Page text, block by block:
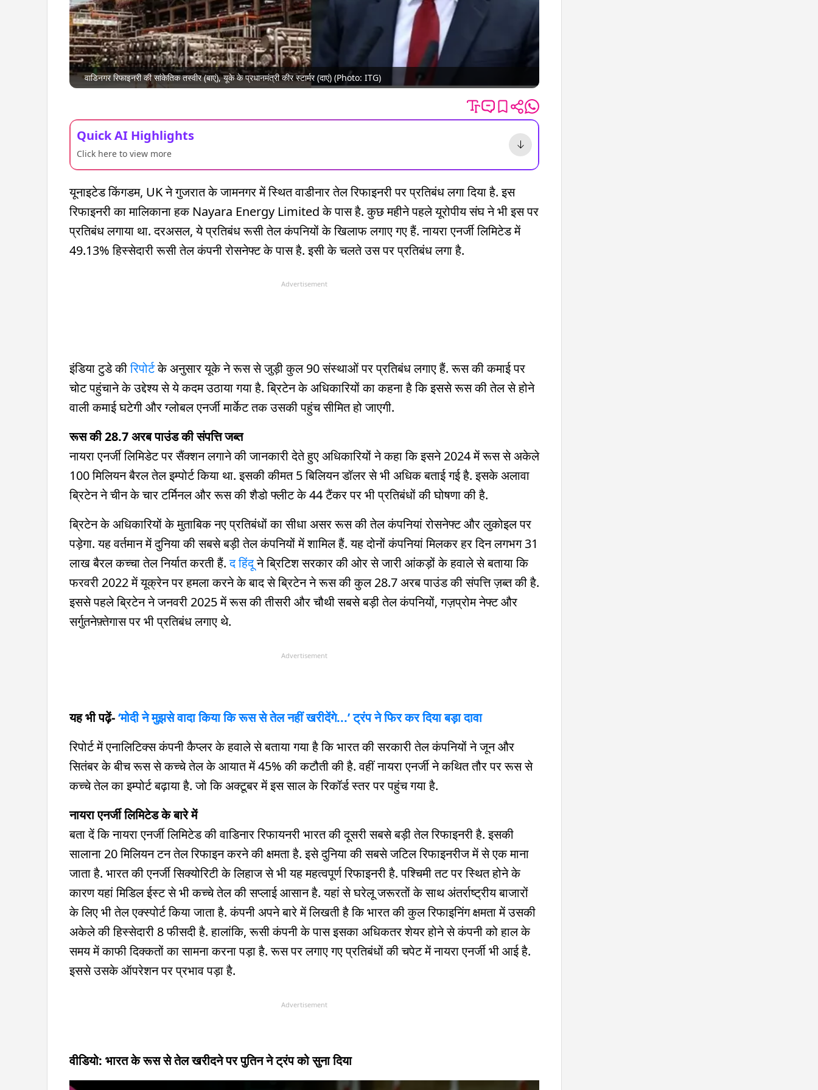
वाडिनगर रिफाइनरी की सांकेतिक तस्वीर (बाएं), यूके के प्रधानमंत्री कीर स्टार्मर (दाएं) (Photo: ITG)
Quick AI Highlights
Click here to view more
यूनाइटेड किंगडम, UK ने गुजरात के जामनगर में स्थित वाडीनार तेल रिफाइनरी पर प्रतिबंध लगा दिया है. इस
रिफाइनरी का मालिकाना हक Nayara Energy Limited के पास है. कुछ महीने पहले यूरोपीय संघ ने भी इस पर
प्रतिबंध लगाया था. दरअसल, ये प्रतिबंध रूसी तेल कंपनियों के खिलाफ लगाए गए हैं. नायरा एनर्जी लिमिटेड में
49.13% हिस्सेदारी रूसी तेल कंपनी रोसनेफ्ट के पास है. इसी के चलते उस पर प्रतिबंध लगा है.
Advertisement
इंडिया टुडे कीरिपोर्टके अनुसार यूके ने रूस से जुड़ी कुल 90 संस्थाओं पर प्रतिबंध लगाए हैं. रूस की कमाई पर
चोट पहुंचाने के उद्देश्य से ये कदम उठाया गया है. ब्रिटेन के अधिकारियों का कहना है कि इससे रूस की तेल से होने
वाली कमाई घटेगी और ग्लोबल एनर्जी मार्केट तक उसकी पहुंच सीमित हो जाएगी.
रूस की 28.7 अरब पाउंड की संपत्ति जब्त
नायरा एनर्जी लिमिडेट पर सैंक्शन लगाने की जानकारी देते हुए अधिकारियों ने कहा कि इसने 2024 में रूस से अकेले
100 मिलियन बैरल तेल इम्पोर्ट किया था. इसकी कीमत 5 बिलियन डॉलर से भी अधिक बताई गई है. इसके अलावा
ब्रिटेन ने चीन के चार टर्मिनल और रूस की शैडो फ्लीट के 44 टैंकर पर भी प्रतिबंधों की घोषणा की है.
ब्रिटेन के अधिकारियों के मुताबिक नए प्रतिबंधों का सीधा असर रूस की तेल कंपनियां रोसनेफ्ट और लुकोइल पर
पड़ेगा. यह वर्तमान में दुनिया की सबसे बड़ी तेल कंपनियों में शामिल हैं. यह दोनों कंपनियां मिलकर हर दिन लगभग 31
लाख बैरल कच्चा तेल निर्यात करती हैं.द हिंदूने ब्रिटिश सरकार की ओर से जारी आंकड़ों के हवाले से बताया कि
फरवरी 2022 में यूक्रेन पर हमला करने के बाद से ब्रिटेन ने रूस की कुल 28.7 अरब पाउंड की संपत्ति ज़ब्त की है.
इससे पहले ब्रिटेन ने जनवरी 2025 में रूस की तीसरी और चौथी सबसे बड़ी तेल कंपनियों, गज़प्रोम नेफ्ट और
सर्गुतनेफ़्तेगास पर भी प्रतिबंध लगाए थे.
Advertisement
यह भी पढ़ें-‘मोदी ने मुझसे वादा किया कि रूस से तेल नहीं खरीदेंगे...’ ट्रंप ने फिर कर दिया बड़ा दावा
रिपोर्ट में एनालिटिक्स कंपनी कैप्लर के हवाले से बताया गया है कि भारत की सरकारी तेल कंपनियों ने जून और
सितंबर के बीच रूस से कच्चे तेल के आयात में 45% की कटौती की है. वहीं नायरा एनर्जी ने कथित तौर पर रूस से
कच्चे तेल का इम्पोर्ट बढ़ाया है. जो कि अक्टूबर में इस साल के रिकॉर्ड स्तर पर पहुंच गया है.
नायरा एनर्जी लिमिटेड के बारे में
बता दें कि नायरा एनर्जी लिमिटेड की वाडिनार रिफायनरी भारत की दूसरी सबसे बड़ी तेल रिफाइनरी है. इसकी
सालाना 20 मिलियन टन तेल रिफाइन करने की क्षमता है. इसे दुनिया की सबसे जटिल रिफाइनरीज में से एक माना
जाता है. भारत की एनर्जी सिक्योरिटी के लिहाज से भी यह महत्वपूर्ण रिफाइनरी है. पश्चिमी तट पर स्थित होने के
कारण यहां मिडिल ईस्ट से भी कच्चे तेल की सप्लाई आसान है. यहां से घरेलू जरूरतों के साथ अंतर्राष्ट्रीय बाजारों
के लिए भी तेल एक्स्पोर्ट किया जाता है. कंपनी अपने बारे में लिखती है कि भारत की कुल रिफाइनिंग क्षमता में उसकी
अकेले की हिस्सेदारी 8 फीसदी है. हालांकि, रूसी कंपनी के पास इसका अधिकतर शेयर होने से कंपनी को हाल के
समय में काफी दिक्कतों का सामना करना पड़ा है. रूस पर लगाए गए प्रतिबंधों की चपेट में नायरा एनर्जी भी आई है.
इससे उसके ऑपरेशन पर प्रभाव पड़ा है.
Advertisement
वीडियो: भारत के रूस से तेल खरीदने पर पुतिन ने ट्रंप को सुना दिया